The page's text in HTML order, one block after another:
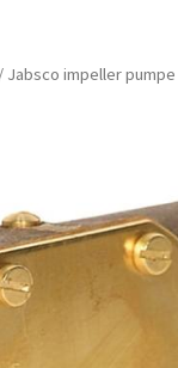
/ Jabsco impeller